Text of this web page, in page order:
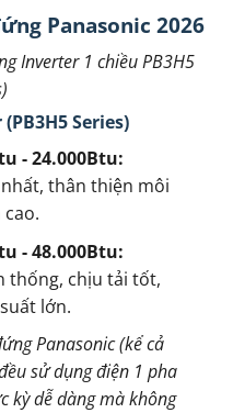
Panasonic 2026
Inverter 1 chiều PB3H5
Series)
- 24.000Btu:
thân thiện môi
- 48.000Btu:
thống, chịu tải tốt,
lớn.
Panasonic (kể cả
sử dụngđiện 1 pha
kỳ dễ dàng mà không